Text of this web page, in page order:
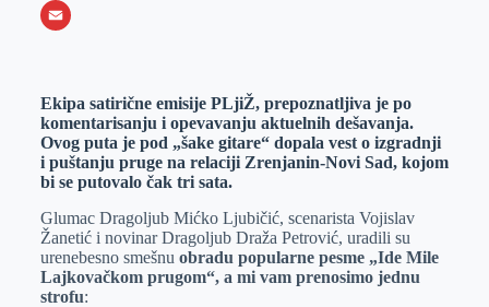
o
e
e
r
k
I
n
b
h
s
A
p
X
a
i
l
Ekipa satirične emisije PLjiŽ, prepoznatljiva je po
komentarisanju i opevavanju aktuelnih dešavanja.
Ovog puta je pod „šake gitare“ dopala vest o izgradnji
i puštanju pruge na relaciji Zrenjanin-Novi Sad, kojom
bi se putovalo čak tri sata.
Glumac Dragoljub Mićko Ljubičić, scenarista Vojislav
Žanetić i novinar Dragoljub Draža Petrović, uradili su
urenebesno smešnu obradu popularne pesme „Ide Mile
Lajkovačkom prugom“, a mi vam prenosimo jednu
strofu: